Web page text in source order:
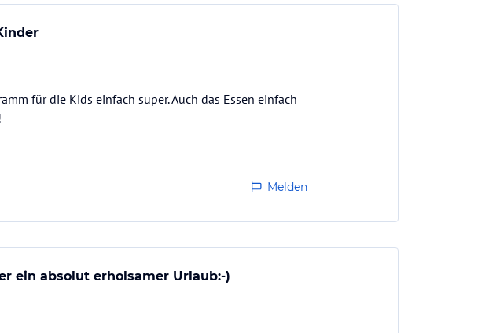
für die Kids einfach super. Auch das Essen einfach
Melden
ein absolut erholsamer Urlaub:-)